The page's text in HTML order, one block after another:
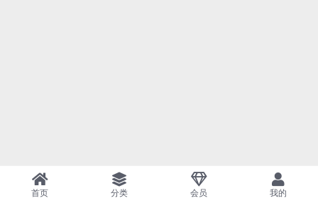
首页 分类 会员 我的